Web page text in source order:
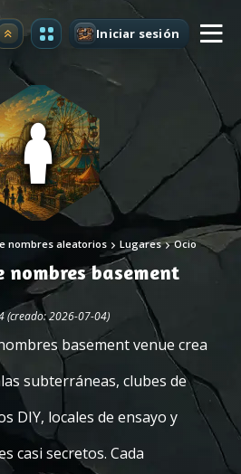
Mejorar Iniciar sesión
nombres aleatorios Lugares Ocio
nombres basement
(creado: 2026-07-04)
basement venue crea
subterráneas, clubes de
DIY, locales de ensayo y
casi secretos. Cada